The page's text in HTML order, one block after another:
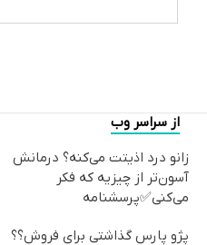
از سراسر وب
زانو درد اذیتت می‌کنه؟ درمانش
آسون‌تر از چیزیه که فکر
می‌کنی✅پرسشنامه
پژو پارس گذاشتی برای فروش؟؟